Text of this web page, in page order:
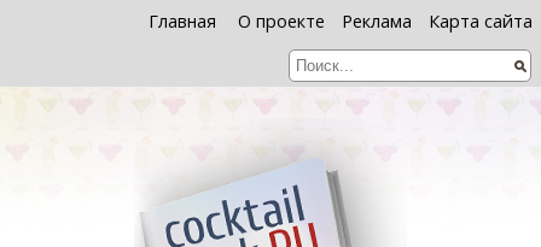
Главная О проекте Реклама Карта сайта